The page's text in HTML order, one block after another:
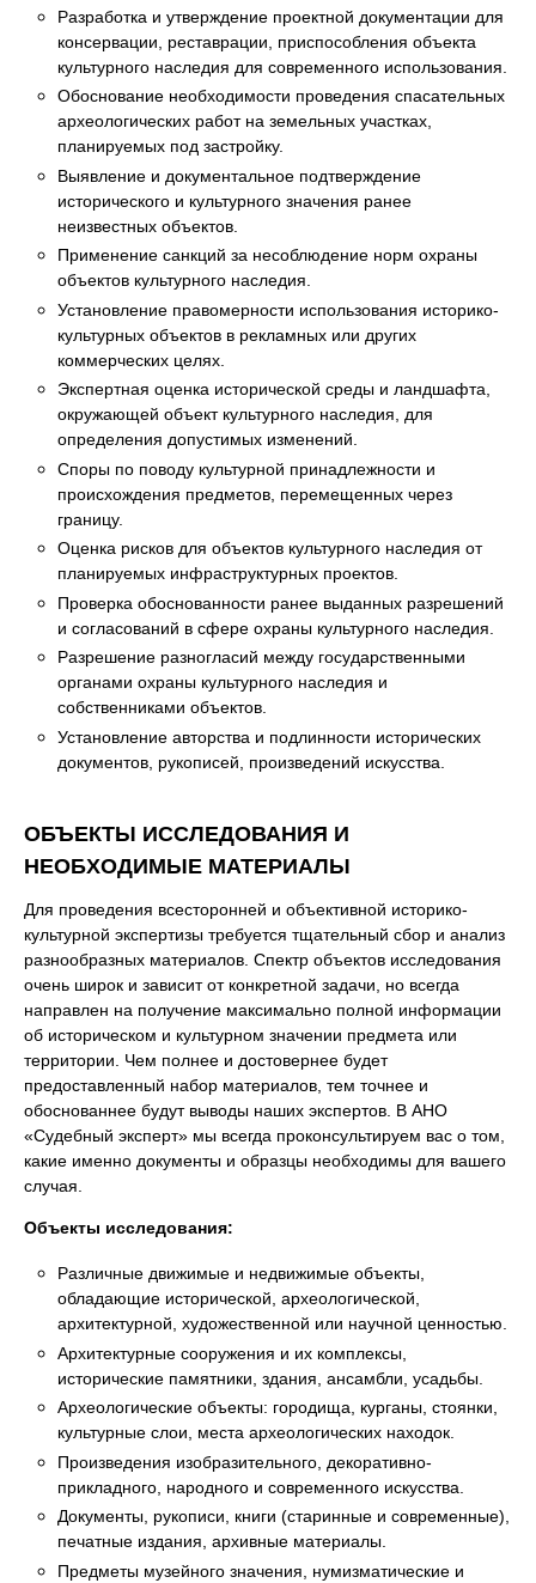
Разработка и утверждение проектной документации для
консервации, реставрации, приспособления объекта
культурного наследия для современного использования.
Обоснование необходимости проведения спасательных
археологических работ на земельных участках,
планируемых под застройку.
Выявление и документальное подтверждение
исторического и культурного значения ранее
неизвестных объектов.
Применение санкций за несоблюдение норм охраны
объектов культурного наследия.
Установление правомерности использования историко-
культурных объектов в рекламных или других
коммерческих целях.
Экспертная оценка исторической среды и ландшафта,
окружающей объект культурного наследия, для
определения допустимых изменений.
Споры по поводу культурной принадлежности и
происхождения предметов, перемещенных через
границу.
Оценка рисков для объектов культурного наследия от
планируемых инфраструктурных проектов.
Проверка обоснованности ранее выданных разрешений
и согласований в сфере охраны культурного наследия.
Разрешение разногласий между государственными
органами охраны культурного наследия и
собственниками объектов.
Установление авторства и подлинности исторических
документов, рукописей, произведений искусства.
ОБЪЕКТЫ ИССЛЕДОВАНИЯ И
НЕОБХОДИМЫЕ МАТЕРИАЛЫ
Для проведения всесторонней и объективной историко-
культурной экспертизы требуется тщательный сбор и анализ
разнообразных материалов. Спектр объектов исследования
очень широк и зависит от конкретной задачи, но всегда
направлен на получение максимально полной информации
об историческом и культурном значении предмета или
территории. Чем полнее и достовернее будет
предоставленный набор материалов, тем точнее и
обоснованнее будут выводы наших экспертов. В АНО
«Судебный эксперт» мы всегда проконсультируем вас о том,
какие именно документы и образцы необходимы для вашего
случая.
Объекты исследования:
Различные движимые и недвижимые объекты,
обладающие исторической, археологической,
архитектурной, художественной или научной ценностью.
Архитектурные сооружения и их комплексы,
исторические памятники, здания, ансамбли, усадьбы.
Археологические объекты: городища, курганы, стоянки,
культурные слои, места археологических находок.
Произведения изобразительного, декоративно-
прикладного, народного и современного искусства.
Документы, рукописи, книги (старинные и современные),
печатные издания, архивные материалы.
Предметы музейного значения, нумизматические и